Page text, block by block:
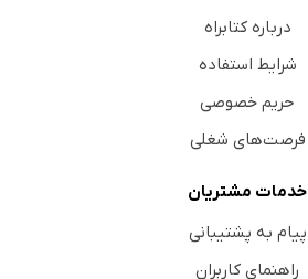
درباره کتابراه
شرایط استفاده
حریم خصوصی
فرصت‌های شغلی
خدمات مشتریان
پیام به پشتیبانی
راهنمای کاربران